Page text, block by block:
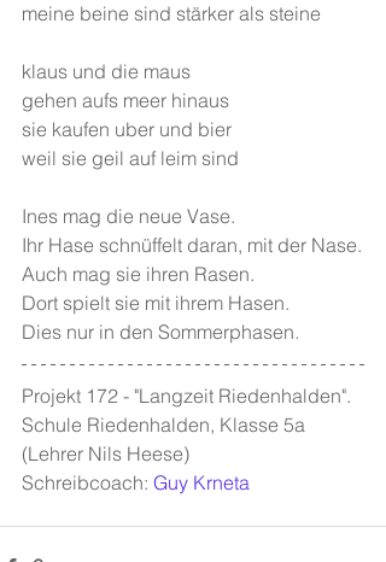
meine beine sind stärker als steine
klaus und die maus
gehen aufs meer hinaus
sie kaufen uber und bier
weil sie geil auf leim sind
Ines mag die neue Vase.
Ihr Hase schnüffelt daran, mit der Nase.
Auch mag sie ihren Rasen.
Dort spielt sie mit ihrem Hasen.
Dies nur in den Sommerphasen.
Projekt 172 - "Langzeit Riedenhalden".
Schule Riedenhalden, Klasse 5a
(Lehrer Nils Heese)
Schreibcoach: Guy Krneta